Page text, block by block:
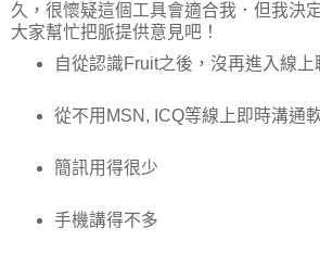
久，很懷疑這個工具會適合我．但我決
大家幫忙把脈提供意見吧！
自從認識Fruit之後，沒再進入線上
從不用MSN, ICQ等線上即時溝通
簡訊用得很少
手機講得不多